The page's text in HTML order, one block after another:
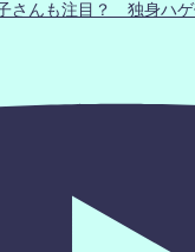
さんも注目？ 独身ハ